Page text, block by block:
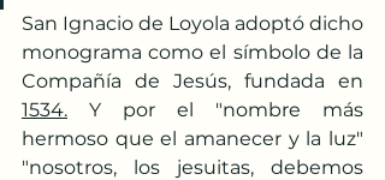
San Ignacio de Loyola adoptó dicho
monograma como el símbolo de la
1534. Y por el "nombre más
hermoso que el amanecer y la luz"
"nosotros, los jesuitas, debemos